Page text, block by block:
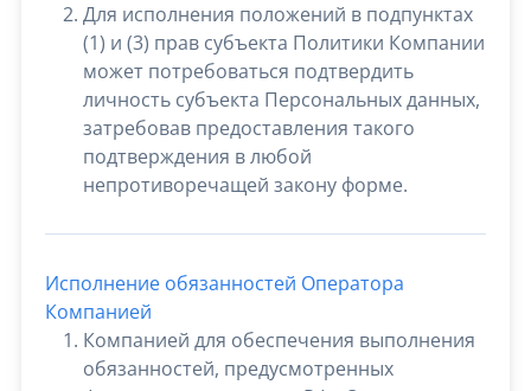
Для исполнения положений в подпунктах
(1) и (3) прав субъекта Политики Компании
может потребоваться подтвердить
личность субъекта Персональных данных,
затребовав предоставления такого
подтверждения в любой
непротиворечащей закону форме.
Исполнение обязанностей Оператора
Компанией
Компанией для обеспечения выполнения
обязанностей, предусмотренных